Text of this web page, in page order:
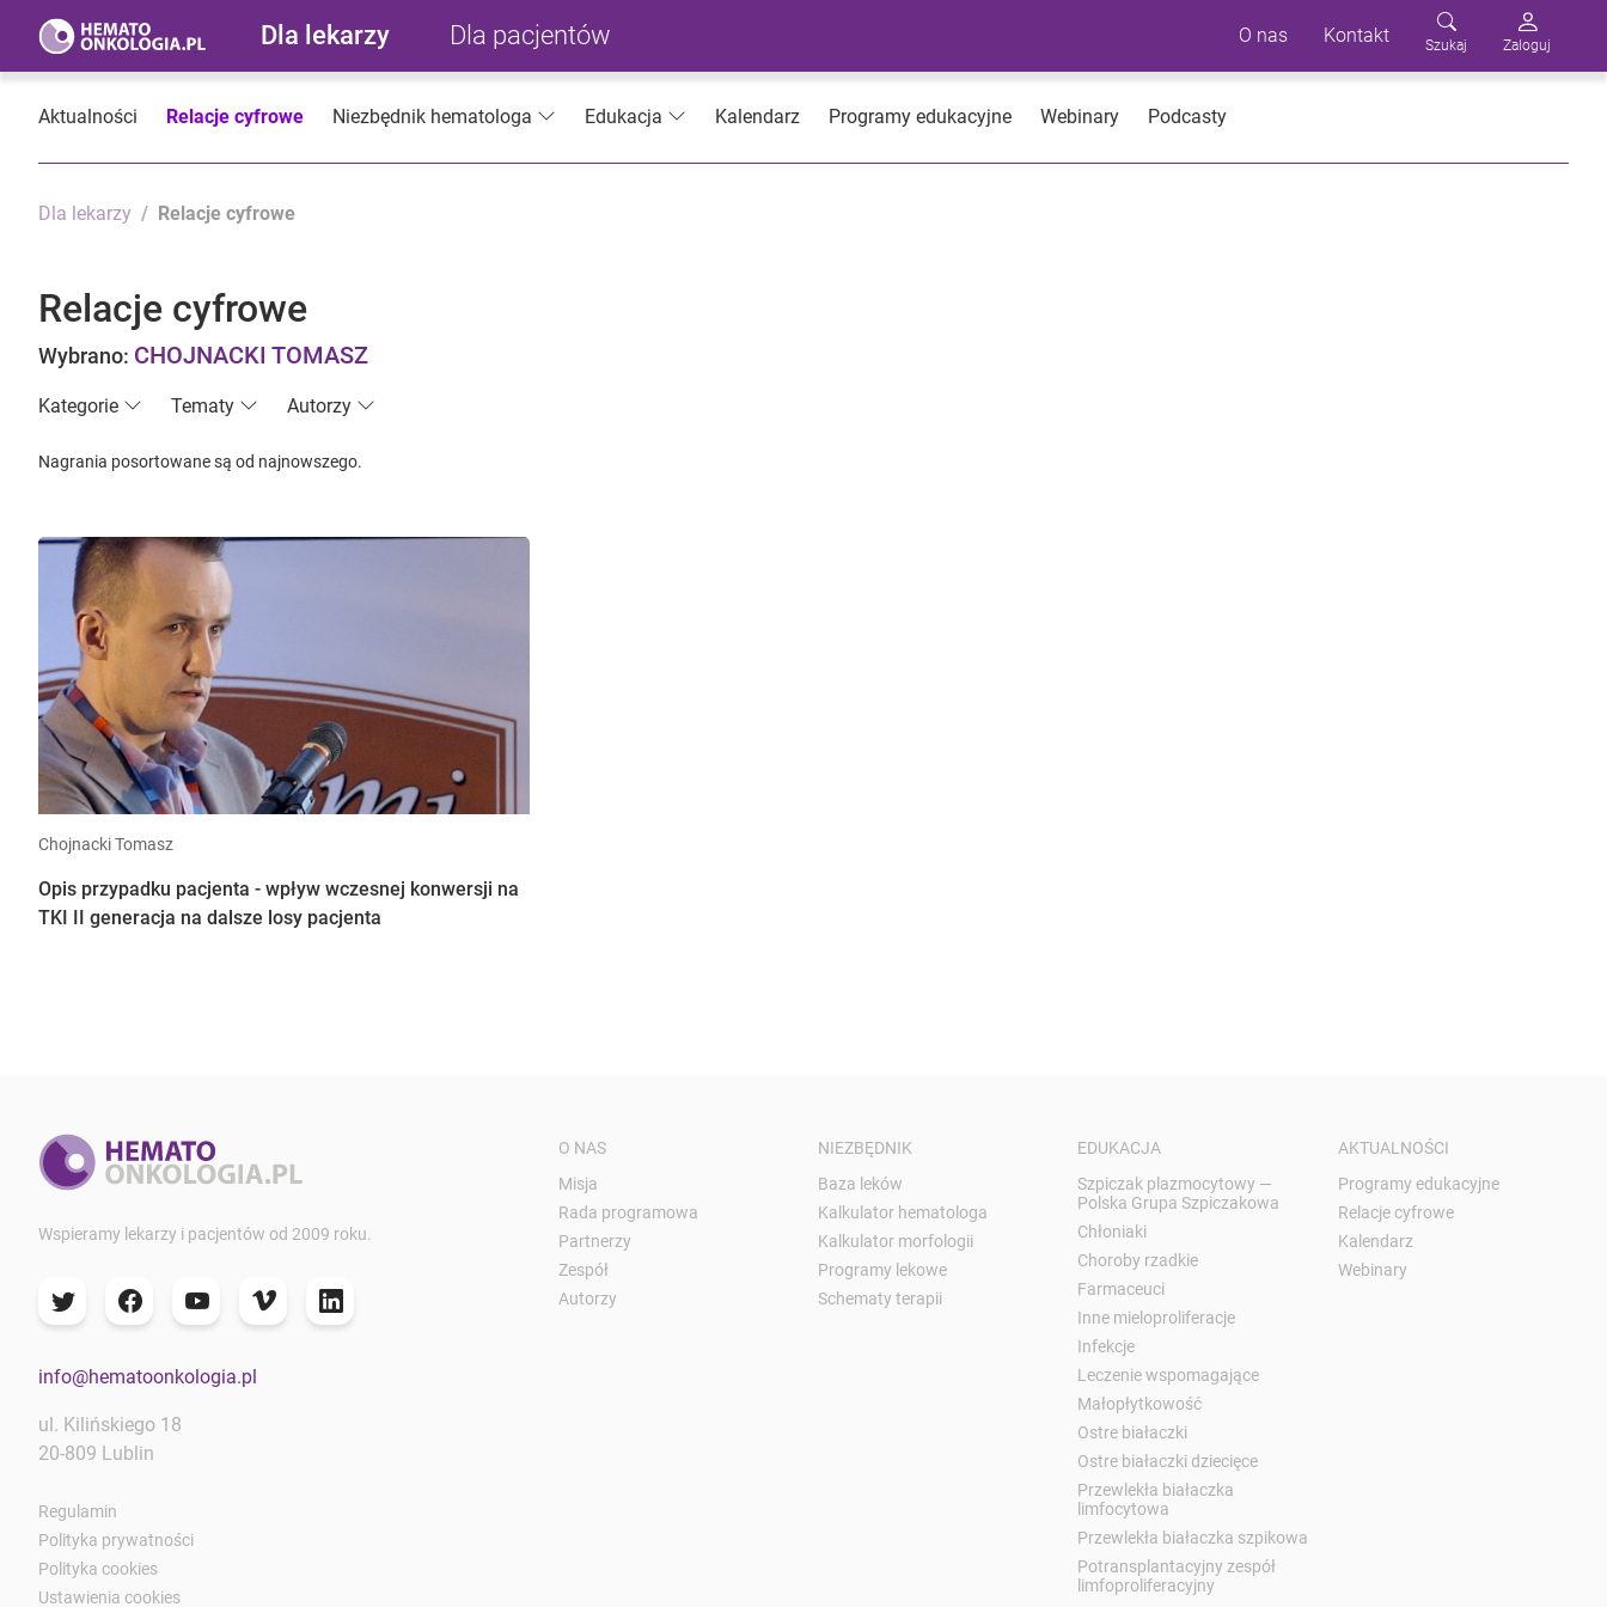
Dla lekarzy Dla pacjentów O nas Kontakt Szukaj Zaloguj
Aktualności Relacje cyfrowe Niezbędnik hematologa Edukacja Kalendarz Programy edukacyjne Webinary Podcasty
Dla lekarzy Relacje cyfrowe
Relacje cyfrowe
Wybrano: CHOJNACKI TOMASZ
Kategorie Tematy Autorzy
Nagrania posortowane są od najnowszego.
Chojnacki Tomasz
Opis przypadku pacjenta - wpływ wczesnej konwersji na
TKI II generacja na dalsze losy pacjenta
Wspieramy lekarzy i pacjentów od 2009 roku.
info@hematoonkologia.pl
ul. Kilińskiego 18
20-809 Lublin
Regulamin
Polityka prywatności
Polityka cookies
Ustawienia cookies
O NAS
Misja
Rada programowa
Partnerzy
Zespół
Autorzy
NIEZBĘDNIK
Baza leków
Kalkulator hematologa
Kalkulator morfologii
Programy lekowe
Schematy terapii
EDUKACJA
Szpiczak plazmocytowy —
Polska Grupa Szpiczakowa
Chłoniaki
Choroby rzadkie
Farmaceuci
Inne mieloproliferacje
Infekcje
Leczenie wspomagające
Małopłytkowość
Ostre białaczki
Ostre białaczki dziecięce
Przewlekła białaczka
limfocytowa
Przewlekła białaczka szpikowa
Potransplantacyjny zespół
limfoproliferacyjny
AKTUALNOŚCI
Programy edukacyjne
Relacje cyfrowe
Kalendarz
Webinary